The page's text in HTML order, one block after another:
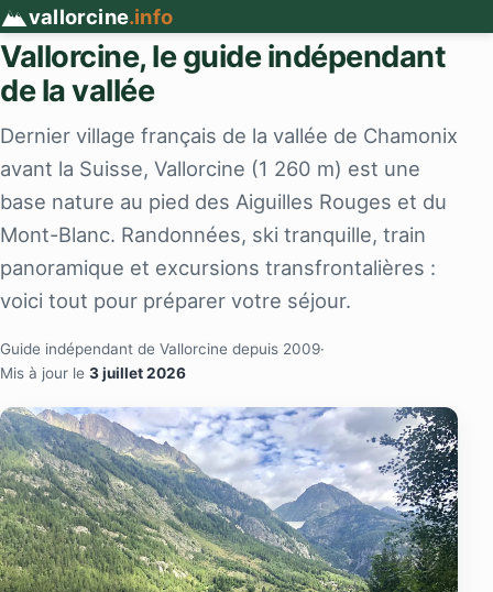
vallorcine.info
Vallorcine, le guide indépendant
de la vallée
Dernier village français de la vallée de Chamonix
avant la Suisse, Vallorcine (1 260 m) est une
base nature au pied des Aiguilles Rouges et du
Mont-Blanc. Randonnées, ski tranquille, train
panoramique et excursions transfrontalières :
voici tout pour préparer votre séjour.
Guide indépendant de Vallorcine depuis 2009·
Mis à jour le 3 juillet 2026